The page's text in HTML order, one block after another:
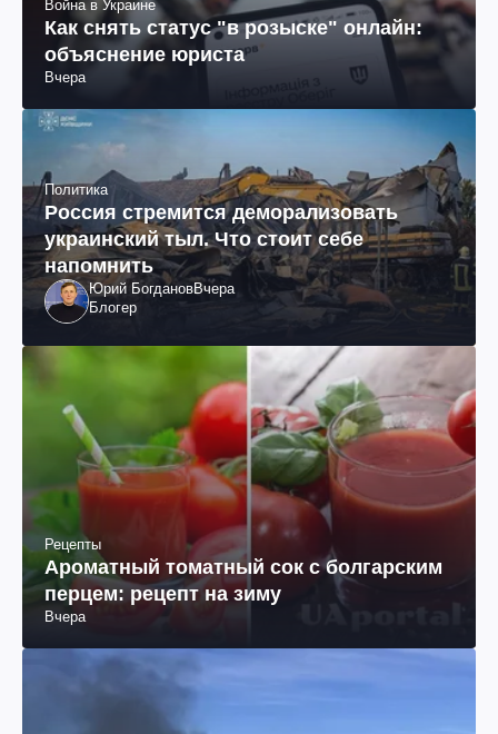
Война в Украине
Как снять статус "в розыске" онлайн:
объяснение юриста
Вчера
Политика
Россия стремится деморализовать
украинский тыл. Что стоит себе
напомнить
Юрий БогдановВчера
Блогер
Рецепты
Ароматный томатный сок с болгарским
перцем: рецепт на зиму
Вчера